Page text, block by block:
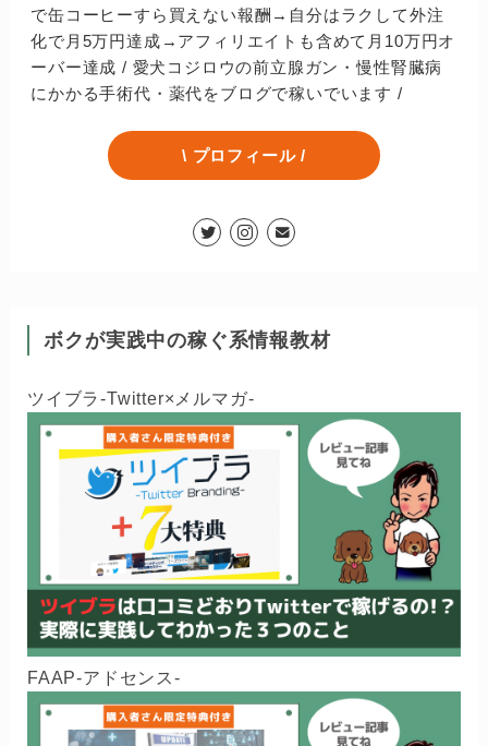
で缶コーヒーすら買えない報酬→自分はラクして外注
化で月5万円達成→アフィリエイトも含めて月10万円オ
ーバー達成 / 愛犬コジロウの前立腺ガン・慢性腎臓病
にかかる手術代・薬代をブログで稼いでいます /
\ プロフィール /
ボクが実践中の稼ぐ系情報教材
ツイブラ-Twitter×メルマガ-
FAAP-アドセンス-